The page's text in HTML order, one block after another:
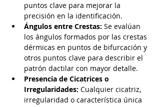
puntos clave para mejorar la
precisión en la identificación.
Ángulos entre Crestas: Se evalúan
los ángulos formados por las crestas
dérmicas en puntos de bifurcación y
otros puntos clave para describir el
patrón dactilar con mayor detalle.
Presencia de Cicatrices o
Irregularidades: Cualquier cicatriz,
irregularidad o característica única